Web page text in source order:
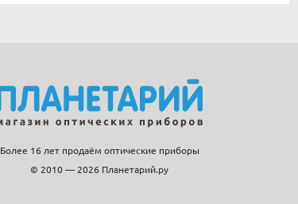
Более 16 лет продаём оптические приборы
© 2010 — 2026 Планетарий.ру